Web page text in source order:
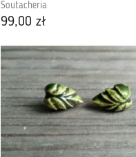
Soutacheria
99,00 zł